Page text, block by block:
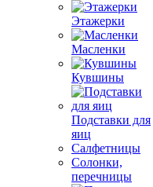
Этажерки
Масленки
Кувшины
Подставки для
яиц
Салфетницы
Солонки,
перечницы